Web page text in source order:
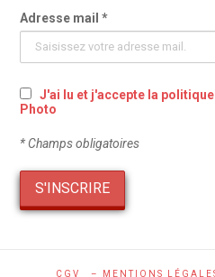
Adresse mail *
J'ai lu et j'accepte la
Photo
* Champs obligatoires
CGV – MENTIONS